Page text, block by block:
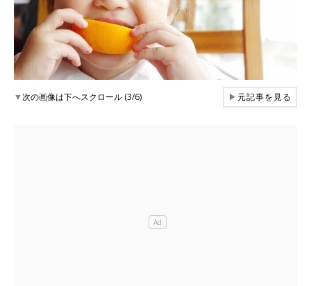
▼次の画像は下へスクロール (3/6) ▶元記事を見る